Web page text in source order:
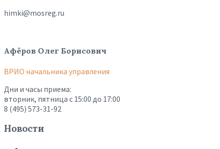
himki@mosreg.ru
Афёров Олег Борисович
ВРИО начальника управления
Дни и часы приема:
вторник, пятница с 15:00 до 17:00
8 (495) 573-31-92
Новости